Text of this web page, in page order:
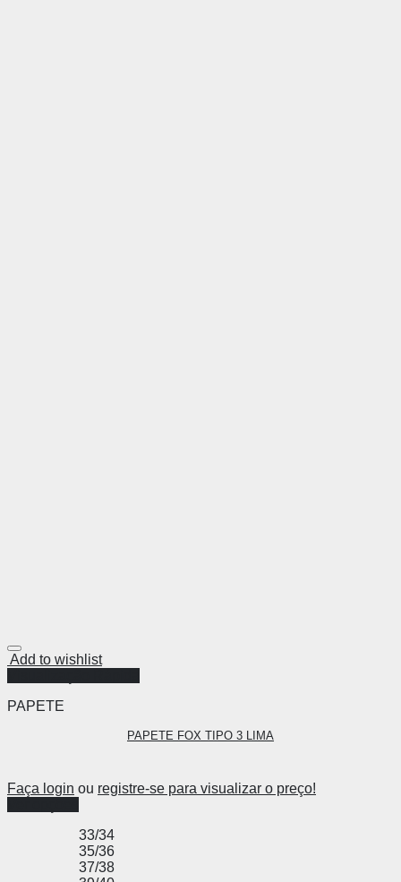
Add to wishlist
PAPETE
PAPETE FOX TIPO 3 LIMA
Faça login ou registre-se para visualizar o preço!
33/34
35/36
37/38